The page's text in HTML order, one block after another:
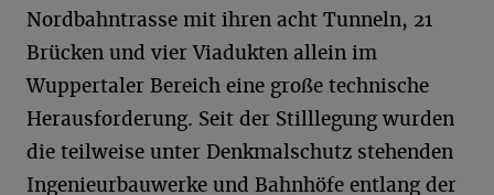
Nordbahntrasse mit ihren acht Tunneln, 21
Brücken und vier Viadukten allein im
Wuppertaler Bereich eine große technische
Herausforderung. Seit der Stilllegung wurden
die teilweise unter Denkmalschutz stehenden
Ingenieurbauwerke und Bahnhöfe entlang der